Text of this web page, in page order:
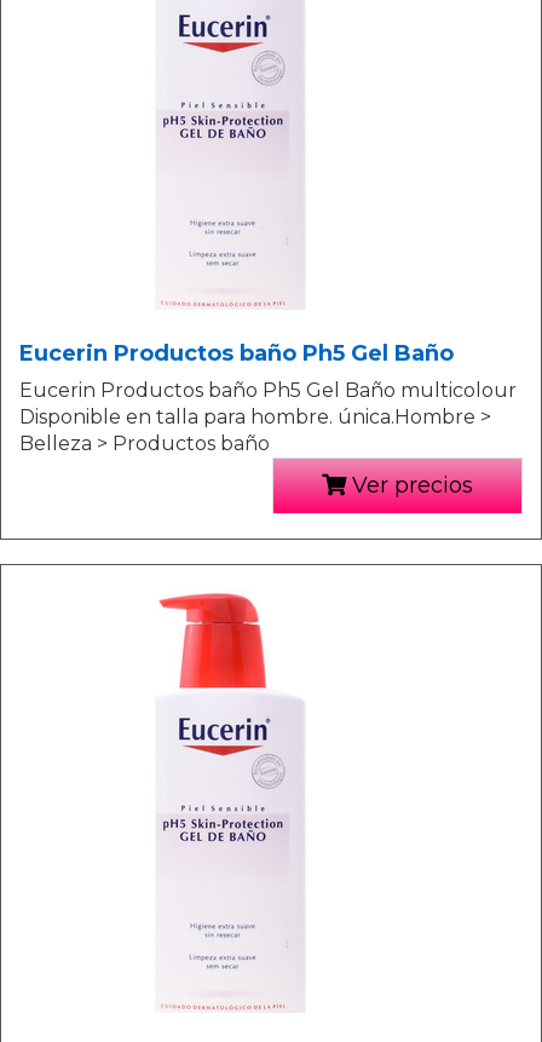
Eucerin Productos baño Ph5 Gel Baño
Eucerin Productos baño Ph5 Gel Baño multicolour
Disponible en talla para hombre. única.Hombre >
Belleza > Productos baño
Ver precios